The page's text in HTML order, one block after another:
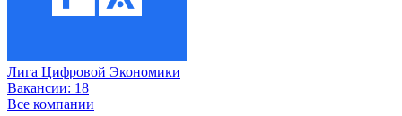
Лига Цифровой Экономики
Вакансии: 18
Все компании